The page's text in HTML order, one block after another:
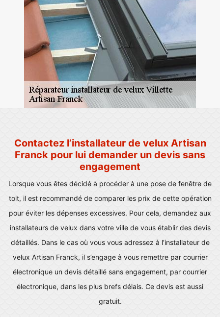
Contactez l’installateur de velux Artisan
Franck pour lui demander un devis sans
engagement
Lorsque vous êtes décidé à procéder à une pose de fenêtre de
toit, il est recommandé de comparer les prix de cette opération
pour éviter les dépenses excessives. Pour cela, demandez aux
installateurs de velux dans votre ville de vous établir des devis
détaillés. Dans le cas où vous vous adressez à l’installateur de
velux Artisan Franck, il s’engage à vous remettre par courrier
électronique un devis détaillé sans engagement, par courrier
électronique, dans les plus brefs délais. Ce devis est aussi
gratuit.